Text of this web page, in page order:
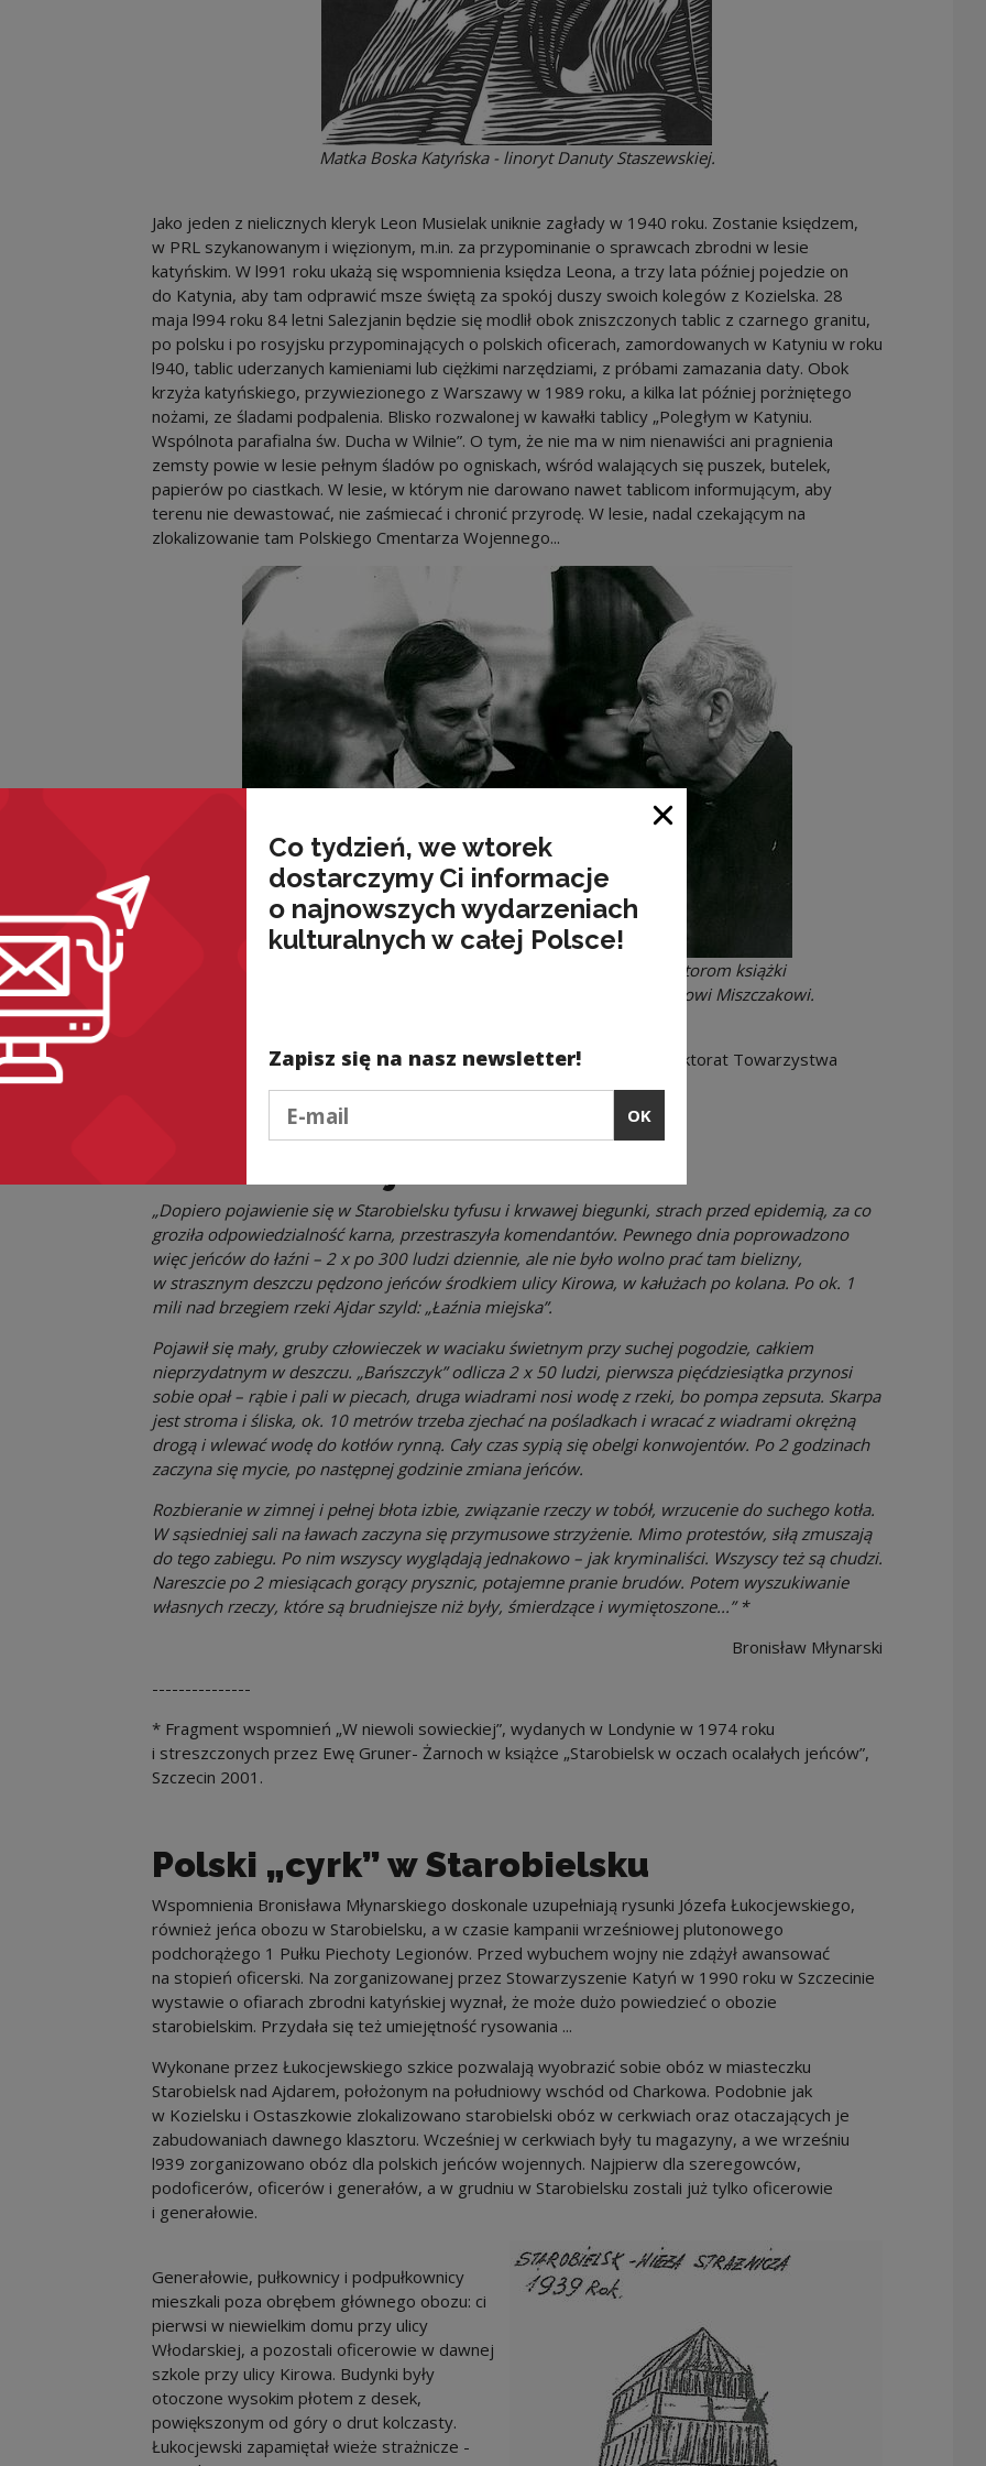
Matka Boska Katyńska - linoryt Danuty Staszewskiej.
Jako jeden z nielicznych kleryk Leon Musielak uniknie zagłady w 1940 roku. Zostanie księdzem,
w PRL szykanowanym i więzionym, m.in. za przypominanie o sprawcach zbrodni w lesie
katyńskim. W l991 roku ukażą się wspomnienia księdza Leona, a trzy lata później pojedzie on
do Katynia, aby tam odprawić msze świętą za spokój duszy swoich kolegów z Kozielska. 28
maja l994 roku 84 letni Salezjanin będzie się modlił obok zniszczonych tablic z czarnego granitu,
po polsku i po rosyjsku przypominających o polskich oficerach, zamordowanych w Katyniu w roku
l940, tablic uderzanych kamieniami lub ciężkimi narzędziami, z próbami zamazania daty. Obok
krzyża katyńskiego, przywiezionego z Warszawy w 1989 roku, a kilka lat później porżniętego
nożami, ze śladami podpalenia. Blisko rozwalonej w kawałki tablicy „Poległym w Katyniu.
Wspólnota parafialna św. Ducha w Wilnie”. O tym, że nie ma w nim nienawiści ani pragnienia
zemsty powie w lesie pełnym śladów po ogniskach, wśród walających się puszek, butelek,
papierów po ciastkach. W lesie, w którym nie darowano nawet tablicom informującym, aby
terenu nie dewastować, nie zaśmiecać i chronić przyrodę. W lesie, nadal czekającym na
zlokalizowanie tam Polskiego Cmentarza Wojennego...
Ksiądz Leon Musielak o pobycie w Kozielsku opowiada autorom książki
"Powrót do Katynia" Stanisławowi M. Jankowskiemu i Edwardowi Miszczakowi.
* Ks. Leon Musielak SDB, Spod Częstochowy do Kozielska, Wyd. Inspektorat Towarzystwa
„Dopiero pojawienie się w Starobielsku tyfusu i krwawej biegunki, strach przed epidemią, za co
groziła odpowiedzialność karna, przestraszyła komendantów. Pewnego dnia poprowadzono
więc jeńców do łaźni – 2 x po 300 ludzi dziennie, ale nie było wolno prać tam bielizny,
w strasznym deszczu pędzono jeńców środkiem ulicy Kirowa, w kałużach po kolana. Po ok. 1
mili nad brzegiem rzeki Ajdar szyld: „Łaźnia miejska”.
Pojawił się mały, gruby człowieczek w waciaku świetnym przy suchej pogodzie, całkiem
nieprzydatnym w deszczu. „Bańszczyk” odlicza 2 x 50 ludzi, pierwsza pięćdziesiątka przynosi
sobie opał – rąbie i pali w piecach, druga wiadrami nosi wodę z rzeki, bo pompa zepsuta. Skarpa
jest stroma i śliska, ok. 10 metrów trzeba zjechać na pośladkach i wracać z wiadrami okrężną
drogą i wlewać wodę do kotłów rynną. Cały czas sypią się obelgi konwojentów. Po 2 godzinach
zaczyna się mycie, po następnej godzinie zmiana jeńców.
Rozbieranie w zimnej i pełnej błota izbie, związanie rzeczy w tobół, wrzucenie do suchego kotła.
W sąsiedniej sali na ławach zaczyna się przymusowe strzyżenie. Mimo protestów, siłą zmuszają
do tego zabiegu. Po nim wszyscy wyglądają jednakowo – jak kryminaliści. Wszyscy też są chudzi.
Nareszcie po 2 miesiącach gorący prysznic, potajemne pranie brudów. Potem wyszukiwanie
własnych rzeczy, które są brudniejsze niż były, śmierdzące i wymiętoszone...” *
Bronisław Młynarski
---------------
* Fragment wspomnień „W niewoli sowieckiej”, wydanych w Londynie w 1974 roku
i streszczonych przez Ewę Gruner- Żarnoch w książce „Starobielsk w oczach ocalałych jeńców”,
Szczecin 2001.
Polski „cyrk” w Starobielsku
Wspomnienia Bronisława Młynarskiego doskonale uzupełniają rysunki Józefa Łukocjewskiego,
również jeńca obozu w Starobielsku, a w czasie kampanii wrześniowej plutonowego
podchorążego 1 Pułku Piechoty Legionów. Przed wybuchem wojny nie zdążył awansować
na stopień oficerski. Na zorganizowanej przez Stowarzyszenie Katyń w 1990 roku w Szczecinie
wystawie o ofiarach zbrodni katyńskiej wyznał, że może dużo powiedzieć o obozie
starobielskim. Przydała się też umiejętność rysowania ...
Wykonane przez Łukocjewskiego szkice pozwalają wyobrazić sobie obóz w miasteczku
Starobielsk nad Ajdarem, położonym na południowy wschód od Charkowa. Podobnie jak
w Kozielsku i Ostaszkowie zlokalizowano starobielski obóz w cerkwiach oraz otaczających je
zabudowaniach dawnego klasztoru. Wcześniej w cerkwiach były tu magazyny, a we wrześniu
l939 zorganizowano obóz dla polskich jeńców wojennych. Najpierw dla szeregowców,
podoficerów, oficerów i generałów, a w grudniu w Starobielsku zostali już tylko oficerowie
i generałowie.
Generałowie, pułkownicy i podpułkownicy
mieszkali poza obrębem głównego obozu: ci
pierwsi w niewielkim domu przy ulicy
Włodarskiej, a pozostali oficerowie w dawnej
szkole przy ulicy Kirowa. Budynki były
otoczone wysokim płotem z desek,
powiększonym od góry o drut kolczasty.
Łukocjewski zapamiętał wieże strażnicze -
Co tydzień, we wtorek
dostarczymy Ci informacje
o najnowszych wydarzeniach
kulturalnych w całej Polsce!
Zapisz się na nasz newsletter!
OK